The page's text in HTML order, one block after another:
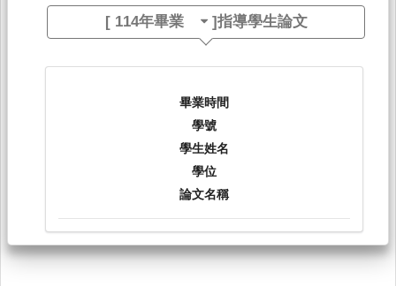
日間學士班-工學院1
日間學士班-經,畜,食,健運,法律2
114-1
大二英文：多元文化[4086]
[ 114年畢業 ]指導學生論文
畢業時間
學號
學生姓名
學位
論文名稱